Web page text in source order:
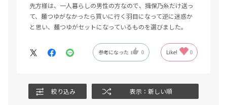
先方様は、一人暮らしの男性の方なので、揖保乃糸だけ送っ
て、麺つゆがなかったら買いに行く羽目になって逆に迷惑か
と思い、麺つゆがセットになっているものを選びました。
参考になった 0 Like! 0
絞り込み 表示：新しい順